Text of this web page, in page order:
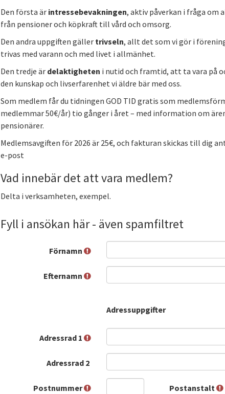
Den första är intressebevakningen, aktiv påverkan i fråga om
från pensioner och köpkraft till vård och omsorg.
Den andra uppgiften gäller trivseln, allt det som vi gör i
trivas med varann och med livet i allmänhet.
Den tredje är delaktigheten i nutid och framtid, att ta vara på
den kunskap och livserfarenhet vi äldre bär med oss.
Som medlem får du tidningen GOD TID gratis som
medlemmar 50€/år) tio gånger i året – med information om
pensionärer.
Medlemsavgiften för 2026 är 25€, och fakturan skickas till dig
e-post
Vad innebär det att vara medlem?
Delta i verksamheten, exempel.
Fyll i ansökan här - även spamfiltret
Förnamn
Efternamn
Adressuppgifter
Adressrad 1
Adressrad 2
Postnummer Postanstalt